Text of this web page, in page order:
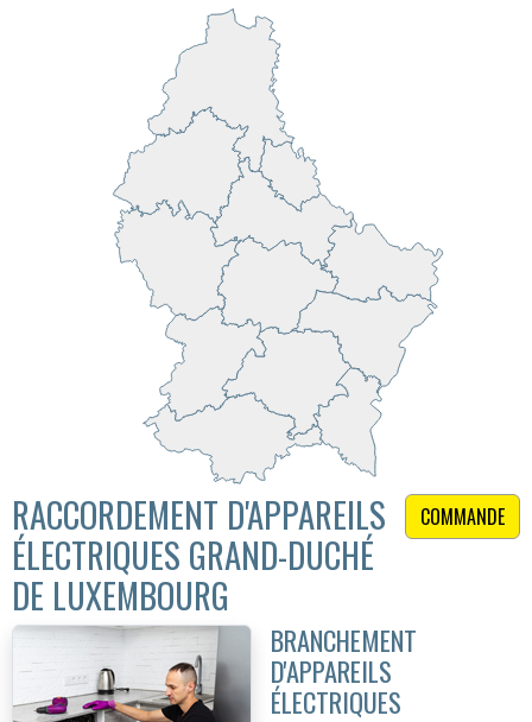
COMMANDE
RACCORDEMENT D'APPAREILS
ÉLECTRIQUES GRAND-DUCHÉ
DE LUXEMBOURG
BRANCHEMENT
D'APPAREILS
ÉLECTRIQUES